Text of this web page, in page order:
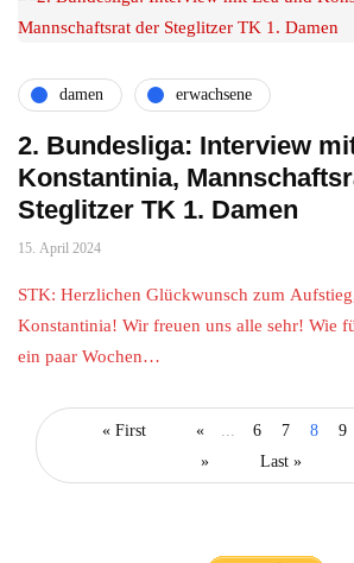
damen erwachsene
2. Bundesliga: Interview
Konstantinia,
Steglitzer TK 1. Damen
15. April 2024
STK: Herzlichen Glückwunsch zum
Konstantinia! Wir freuen uns alle sehr! Wie
ein paar Wochen…
« First « 6 7 8 9
»
Last »